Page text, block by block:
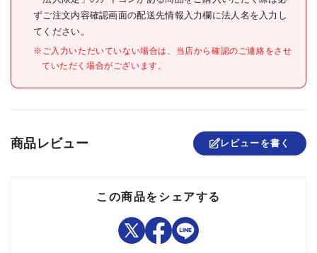
注意事項
組立品
ずご注文内容確認画面の配送先情報入力欄に法人名を入力し
てください。
※ご入力いただいていない場合は、当店から確認のご連絡をさせ
ていただく場合がございます。
商品レビュー レビューを書く
この商品をシェアする